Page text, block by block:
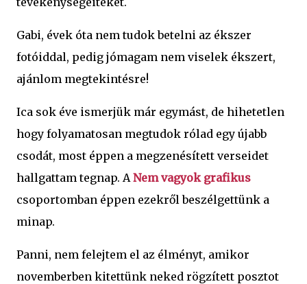
Gabi, évek óta nem tudok betelni az ékszer
fotóiddal, pedig jómagam nem viselek ékszert,
ajánlom megtekintésre!
Ica sok éve ismerjük már egymást, de hihetetlen
hogy folyamatosan megtudok rólad egy újabb
csodát, most éppen a megzenésített verseidet
hallgattam tegnap. ANem vagyok grafikus
csoportomban éppen ezekről beszélgettünk a
minap.
Panni, nem felejtem el az élményt, amikor
novemberben kitettünk neked rögzített posztot